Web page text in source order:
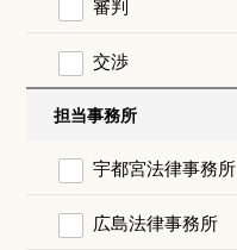
審判
交渉
担当事務所
宇都宮法律事務所
広島法律事務所